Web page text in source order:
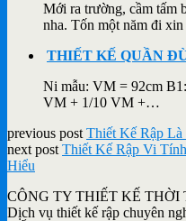
Mới ra trường, cầm tấm
nha. Tốn một năm đi
THIẾT KẾ QUẦN
Ni mẫu: VM = 92cm
VM + 1/10 VM +…
previous post Thiết Kế Rập Là
next post Thiết Kế Rập Vi
Hiểu
CÔNG TY THIẾT KẾ THỜI
Dịch vụ thiết kế rập chuyên